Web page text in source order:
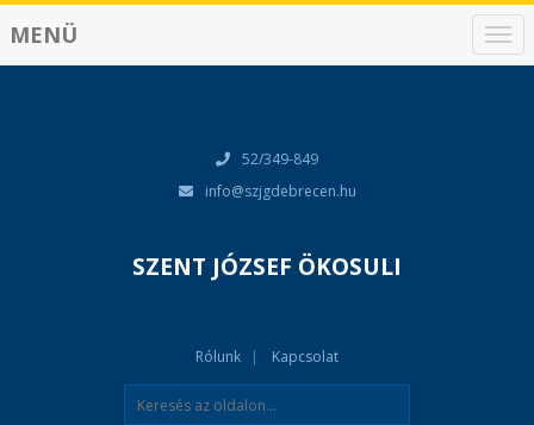
N
a
MENÜ
52/349-849
info@szjgdebrecen.hu
SZENT JÓZSEF ÖKOSULI
Rólunk Kapcsolat